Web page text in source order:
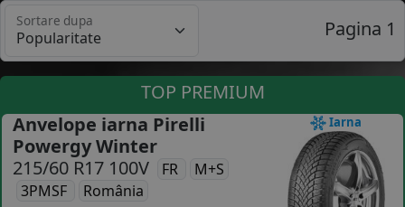
MARCA AUTO
B2B - COLABORARE COMPANII
CONTACT
COS (0 PRODUSE
Sortare dupa Pagina 1
TOP PREMIUM
Iarna
Anvelope iarna Pirelli
Powergy Winter
215/60 R17 100V
FR
M+S
3PMSF
România